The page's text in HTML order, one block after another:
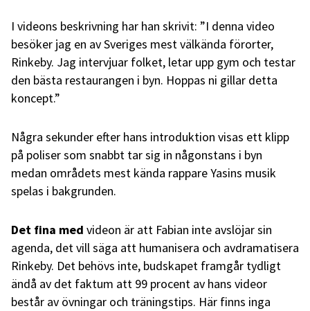
I videons beskrivning har han skrivit: ”I denna video
besöker jag en av Sveriges mest välkända förorter,
Rinkeby. Jag intervjuar folket, letar upp gym och testar
den bästa restaurangen i byn. Hoppas ni gillar detta
koncept.”
Några sekunder efter hans introduktion visas ett klipp
på poliser som snabbt tar sig in någonstans i byn
medan områdets mest kända rappare Yasins musik
spelas i bakgrunden.
Det fina med videon är att Fabian inte avslöjar sin
agenda, det vill säga att humanisera och avdramatisera
Rinkeby. Det behövs inte, budskapet framgår tydligt
ändå av det faktum att 99 procent av hans videor
består av övningar och träningstips. Här finns inga